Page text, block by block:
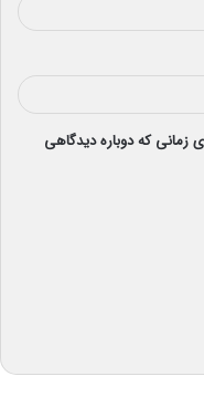
زمانی که دوباره دیدگاهی